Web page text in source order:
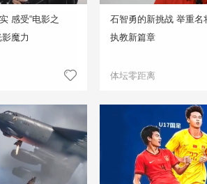
感受“电影之
魔力
石智勇的新挑战 举重名
执教新篇章
体坛零距离